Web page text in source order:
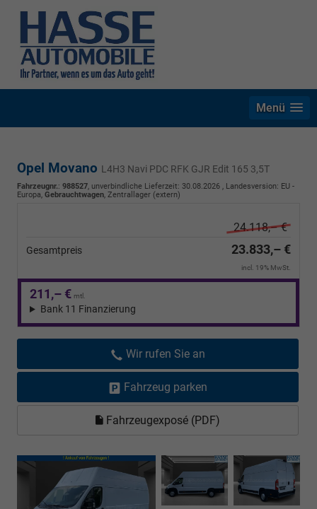
Menü
Opel Movano L4H3 Navi PDC RFK GJR Edit 165 3,5T
Fahrzeugnr.: 988527, unverbindliche Lieferzeit: 30.08.2026 , Landesversion: EU -
Europa, Gebrauchtwagen, Zentrallager (extern)
24.118,– €
Gesamtpreis 23.833,– €
incl. 19% MwSt.
211,– € mtl.
Bank 11 Finanzierung
Wir rufen Sie an
Fahrzeug parken
Fahrzeugexposé (PDF)